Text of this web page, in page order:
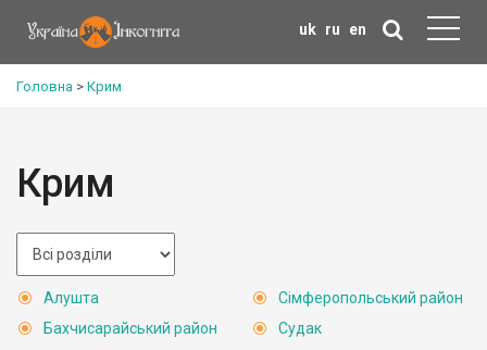
uk ru en
Головна > Крим
Крим
Алушта
Бахчисарайський район
Сімферопольський район
Судак